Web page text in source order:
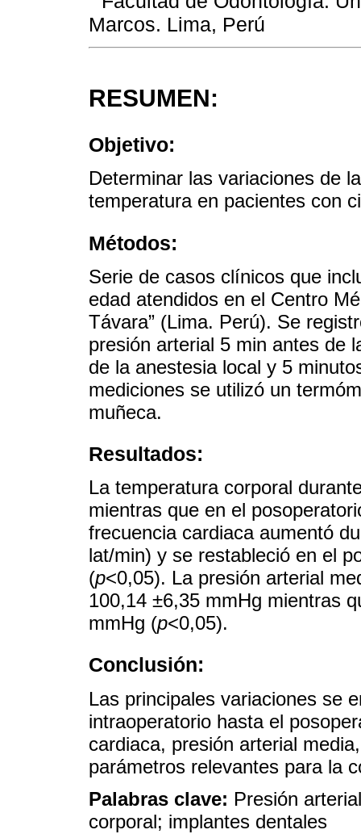
Marcos. Lima, Perú
RESUMEN:
Objetivo:
Determinar las variaciones de
temperatura en pacientes con
Métodos:
Serie de casos clínicos que
edad atendidos en el Centro
Távara” (Lima. Perú). Se
presión arterial 5 min antes de
de la anestesia local y 5
mediciones se utilizó un
muñeca.
Resultados:
La temperatura corporal
mientras que en el
frecuencia cardiaca aumentó
lat/min) y se restableció en el
(p<0,05). La presión arterial
100,14 ±6,35 mmHg mientras
mmHg (p<0,05).
Conclusión:
Las principales variaciones se
intraoperatorio hasta el
cardiaca, presión arterial
parámetros relevantes para la
Palabras clave: Presión
corporal; implantes dentales